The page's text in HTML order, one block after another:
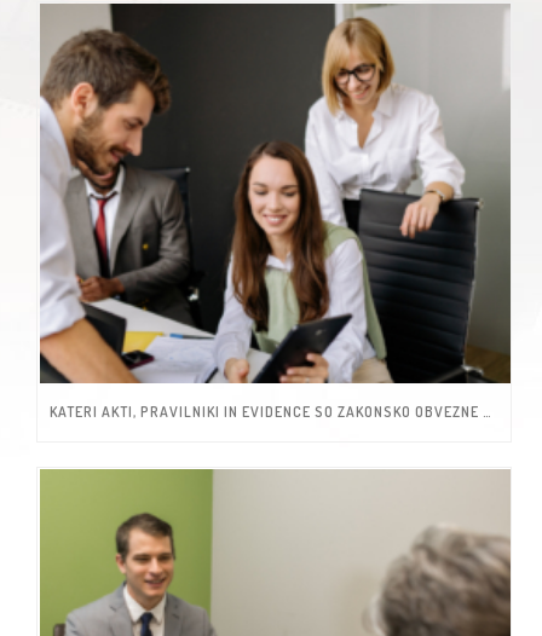
KATERI AKTI, PRAVILNIKI IN EVIDENCE SO ZAKONSKO OBVEZNE ZA MIKRO IN MALA PODJETJA